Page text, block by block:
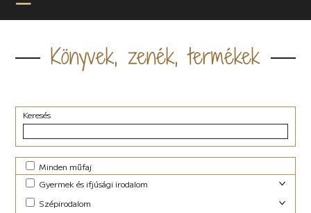
Könyvek, zenék, termékek
Keresés
Minden műfaj
Gyermek és ifjúsági irodalom
Foglalkoztató (29)
Szépirodalom